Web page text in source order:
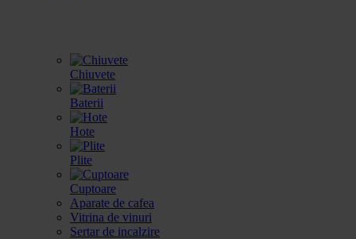
Chiuvete
Baterii
Hote
Plite
Cuptoare
Aparate de cafea
Vitrina de vinuri
Sertar de incalzire